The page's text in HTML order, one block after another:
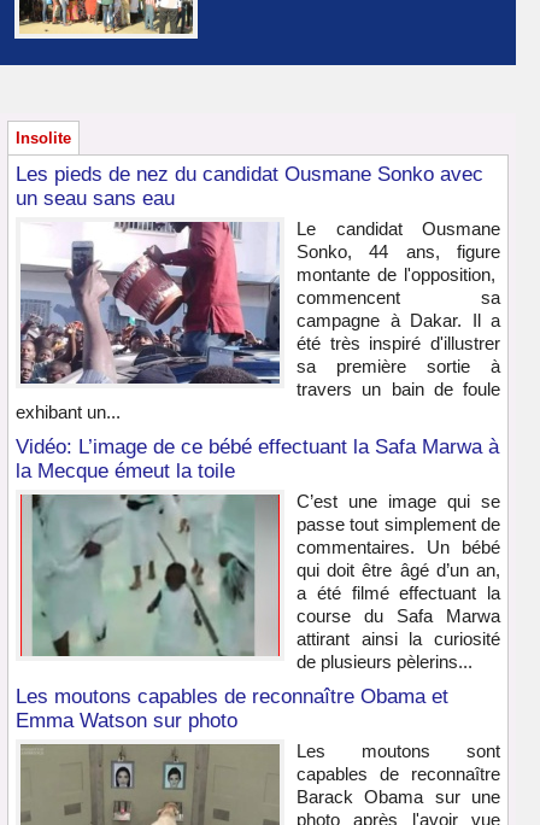
Insolite
Les pieds de nez du candidat Ousmane Sonko avec
un seau sans eau
Le candidat Ousmane
Sonko, 44 ans, figure
montante de l'opposition,
commencent sa
campagne à Dakar. Il a
été très inspiré d'illustrer
sa première sortie à
travers un bain de foule
exhibant un...
Vidéo: L’image de ce bébé effectuant la Safa Marwa à
la Mecque émeut la toile
C’est une image qui se
passe tout simplement de
commentaires. Un bébé
qui doit être âgé d’un an,
a été filmé effectuant la
course du Safa Marwa
attirant ainsi la curiosité
de plusieurs pèlerins...
Les moutons capables de reconnaître Obama et
Emma Watson sur photo
Les moutons sont
capables de reconnaître
Barack Obama sur une
photo après l'avoir vue